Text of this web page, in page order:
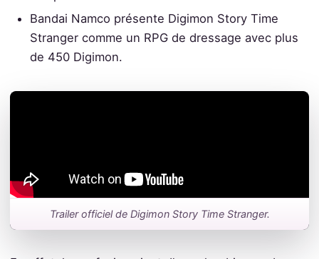
Bandai Namco présente Digimon Story Time
Stranger comme un RPG de dressage avec plus
de 450 Digimon.
Trailer officiel de Digimon Story Time Stranger.